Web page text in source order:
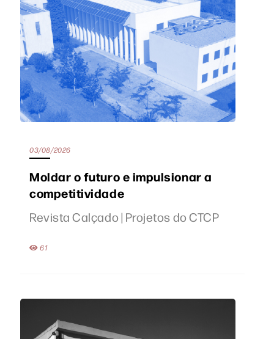
03/08/2026
Moldar o futuro e impulsionar a
competitividade
Revista Calçado | Projetos do CTCP
61